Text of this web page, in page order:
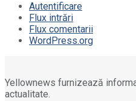
Autentificare
Flux intrări
Flux comentarii
WordPress.org
Yellownews furnizează
actualitate.